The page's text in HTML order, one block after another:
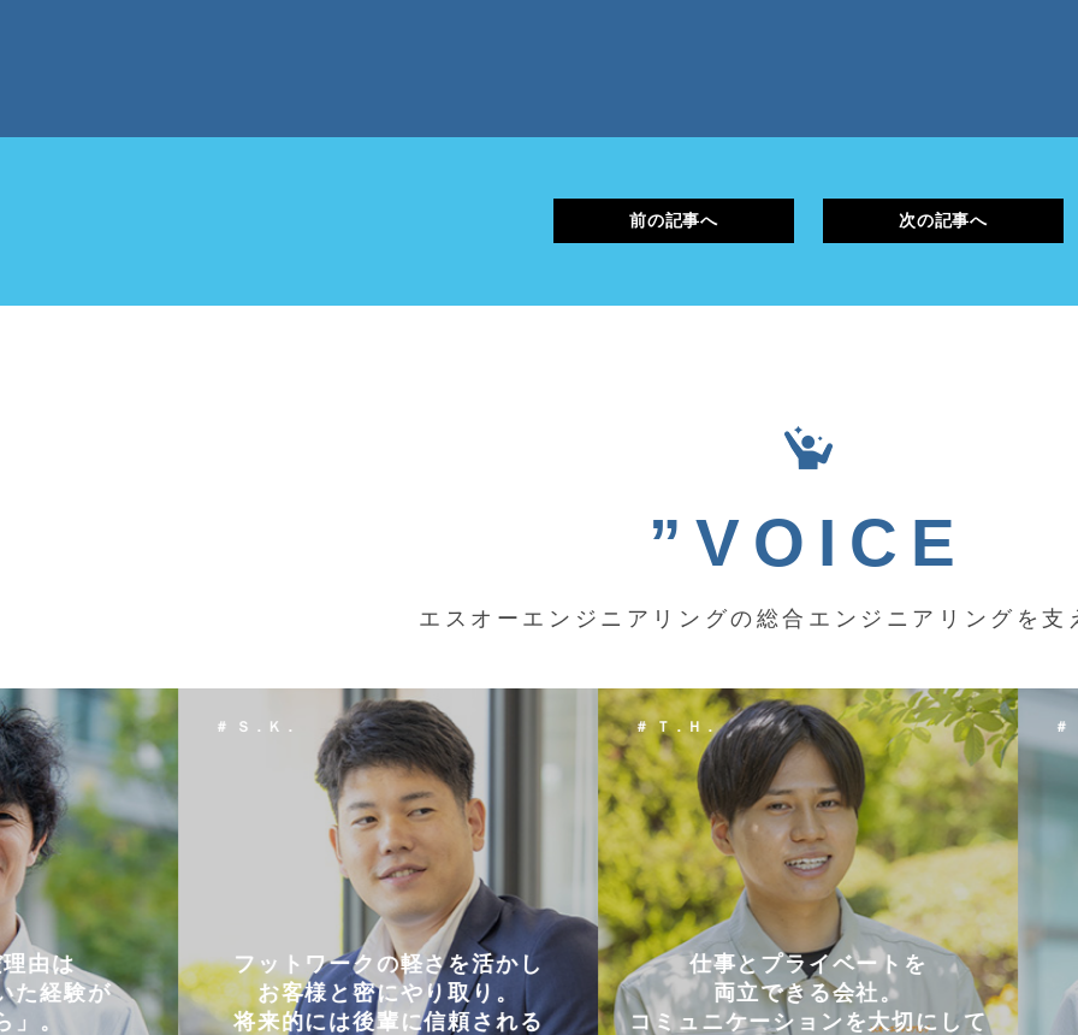
前の記事へ 次の記事へ
”VOICE
エスオーエンジニアリングの総合エンジニアリングを支
を活かし
取り。
頼される
＃ Ｔ．Ｈ．
仕事とプライベートを
両立できる会社。
コミュニケーションを大切にして
＃ Ｋ．Ｙ．
会社を選んだ理由は
「これまでに働いた経験が
いかせるから」。
＃